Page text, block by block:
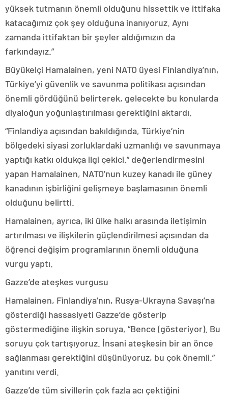
yüksek tutmanın önemli olduğunu hissettik ve ittifaka
katacağımız çok şey olduğuna inanıyoruz. Aynı
zamanda ittifaktan bir şeyler aldığımızın da
farkındayız.”
Büyükelçi Hamalainen, yeni NATO üyesi Finlandiya’nın,
Türkiye’yi güvenlik ve savunma politikası açısından
önemli gördüğünü belirterek, gelecekte bu konularda
diyaloğun yoğunlaştırılması gerektiğini aktardı.
“Finlandiya açısından bakıldığında, Türkiye’nin
bölgedeki siyasi zorluklardaki uzmanlığı ve savunmaya
yaptığı katkı oldukça ilgi çekici.” değerlendirmesini
yapan Hamalainen, NATO’nun kuzey kanadı ile güney
kanadının işbirliğini gelişmeye başlamasının önemli
olduğunu belirtti.
Hamalainen, ayrıca, iki ülke halkı arasında iletişimin
artırılması ve ilişkilerin güçlendirilmesi açısından da
öğrenci değişim programlarının önemli olduğuna
vurgu yaptı.
Gazze’de ateşkes vurgusu
Hamalainen, Finlandiya’nın, Rusya-Ukrayna Savaşı’na
gösterdiği hassasiyeti Gazze’de gösterip
göstermediğine ilişkin soruya, “Bence (gösteriyor). Bu
soruyu çok tartışıyoruz. İnsani ateşkesin bir an önce
sağlanması gerektiğini düşünüyoruz, bu çok önemli.”
yanıtını verdi.
Gazze’de tüm sivillerin çok fazla acı çektiğini